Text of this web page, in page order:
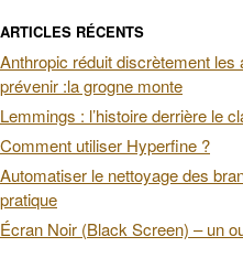
ARTICLES RÉCENTS
Anthropic réduit discrètement les
prévenir :la grogne monte
Lemmings : l’histoire derrière le
Comment utiliser Hyperfine ?
Automatiser le nettoyage des
pratique
Écran Noir (Black Screen) – un